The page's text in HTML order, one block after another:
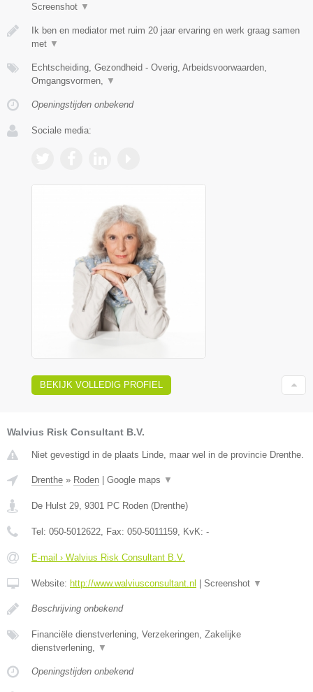
Screenshot ▼
Ik ben en mediator met ruim 20 jaar ervaring en werk graag samen
met ▼
Echtscheiding, Gezondheid - Overig, Arbeidsvoorwaarden,
Omgangsvormen, ▼
Openingstijden onbekend
Sociale media:
BEKIJK VOLLEDIG PROFIEL
Walvius Risk Consultant B.V.
Niet gevestigd in de plaats Linde, maar wel in de provincie Drenthe.
Drenthe » Roden Google maps ▼
De Hulst 29, 9301 PC Roden (Drenthe)
Tel: 050-5012622, Fax: 050-5011159, KvK: -
E-mail › Walvius Risk Consultant B.V.
Website: http://www.walviusconsultant.nl Screenshot ▼
Beschrijving onbekend
Financiële dienstverlening, Verzekeringen, Zakelijke
dienstverlening, ▼
Openingstijden onbekend